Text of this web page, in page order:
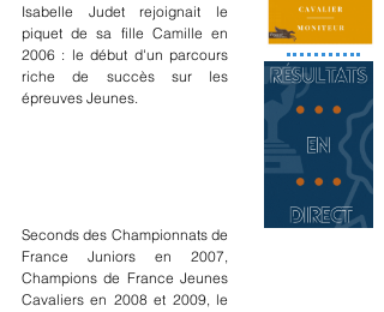
Isabelle Judet rejoignait le
piquet de sa fille Camille en
2006 : le début d'un parcours
riche de succès sur les
épreuves Jeunes.
Seconds des Championnats de
France Juniors en 2007,
Champions de France Jeunes
Cavaliers en 2008 et 2009, le